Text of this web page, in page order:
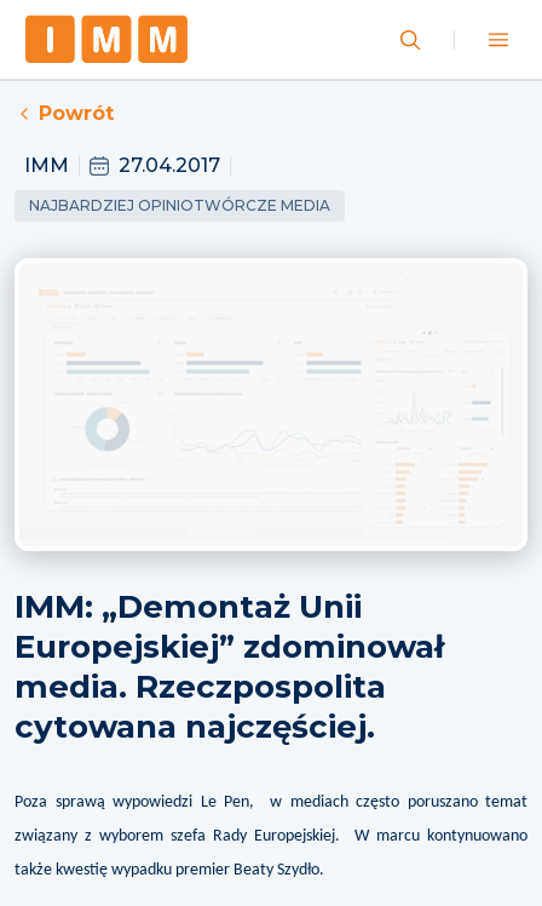
Powrót
IMM 27.04.2017
NAJBARDZIEJ OPINIOTWÓRCZE MEDIA
IMM: „Demontaż Unii
Europejskiej” zdominował
media. Rzeczpospolita
cytowana najczęściej.
Poza sprawą wypowiedzi Le Pen, w mediach często poruszano temat
związany z wyborem szefa Rady Europejskiej. W marcu kontynuowano
także kwestię wypadku premier Beaty Szydło.